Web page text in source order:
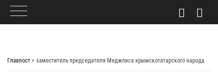
Главпост > заместитель председателя Меджлиса крымскотатарского народа